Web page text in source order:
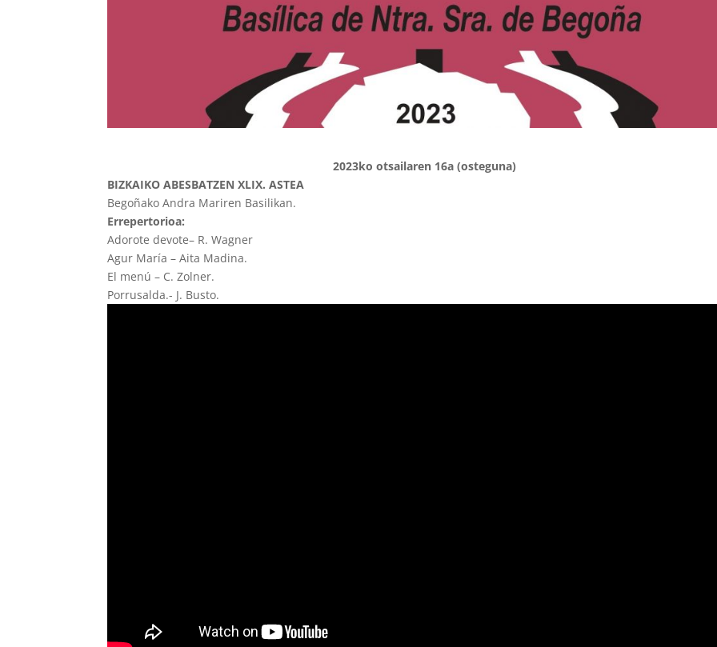
2023ko otsailaren 16a (osteguna)
BIZKAIKO ABESBATZEN XLIX. ASTEA
Begoñako Andra Mariren Basilikan.
Errepertorioa:
Adorote devote– R. Wagner
Agur María – Aita Madina.
El menú – C. Zolner.
Porrusalda.- J. Busto.